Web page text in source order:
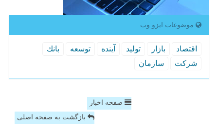
موضوعات ایزو وب
اقتصاد بازار تولید آینده توسعه
بانك
شركت
سازمان
صفحه اخبار
بازگشت به صفحه اصلی